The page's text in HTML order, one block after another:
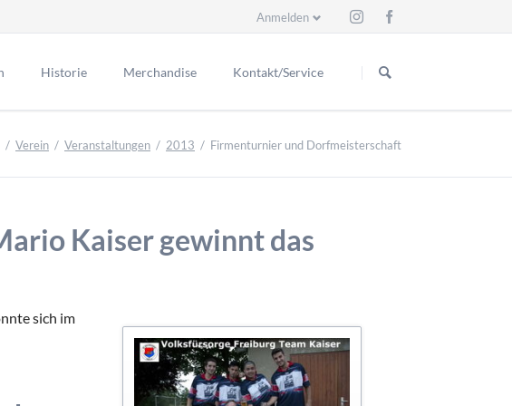
Anmelden
überspringen
Aerobic / Fitness
Kinderturnen
Ex Schiri
Historie
Ehrenvorsitzende
Tag der Ehrenmitglieder
Menschen
Vorsitzende seit 1929
Merchandise Kontakt/Service
Ansprechpartner
Suche
Verein Veranstaltungen 2013 Firmenturnier und Dorfmeisterschaft
Kaiser gewinnt das
sich im